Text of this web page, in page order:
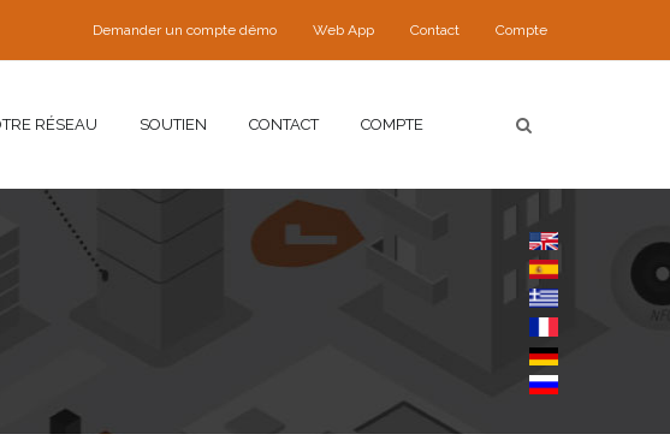
Demander un compte démo Web App Contact Compte
RÉSEAU SOUTIEN CONTACT COMPTE